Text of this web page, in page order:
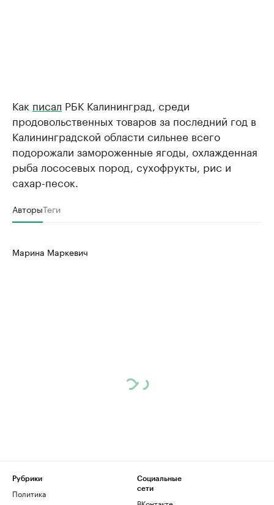
Как писал РБК Калининград, среди
продовольственных товаров за последний год в
Калининградской области сильнее всего
подорожали замороженные ягоды, охлажденная
рыба лососевых пород, сухофрукты, рис и
сахар-песок.
АвторыТеги
Марина Маркевич
Рубрики
Политика
Социальные
сети